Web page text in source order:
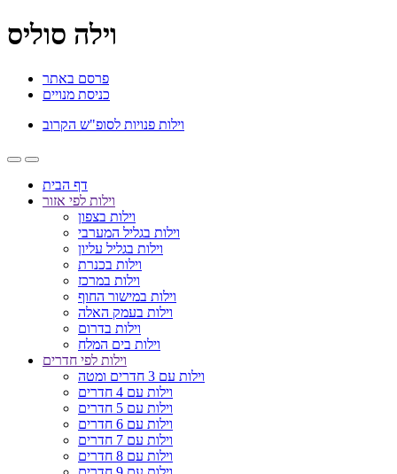
וילה סוליס
פרסם באתר
כניסת מנויים
וילות פנויות לסופ"ש הקרוב
דף הבית
וילות לפי אזור
וילות בצפון
וילות בגליל המערבי
וילות בגליל עליון
וילות בכנרת
וילות במרכז
וילות במישור החוף
וילות בעמק האלה
וילות בדרום
וילות בים המלח
וילות לפי חדרים
וילות עם 3 חדרים ומטה
וילות עם 4 חדרים
וילות עם 5 חדרים
וילות עם 6 חדרים
וילות עם 7 חדרים
וילות עם 8 חדרים